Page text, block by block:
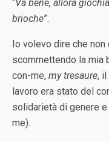
“Va bene, allora
brioche”.
Io volevo dire che
scommettendo la mia
con-me, my tresaure,
lavoro era stato del
solidarietà di genere
me).